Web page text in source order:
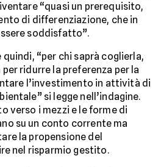
“quasi un prerequisito,
di differenziazione, che in
soddisfatto”.
“per chi saprà coglierla,
ridurre la preferenza per la
l’investimento in attività di
si legge nell’indagine.
verso i mezzi e le forme di
su un conto corrente ma
la propensione del
nel risparmio gestito.